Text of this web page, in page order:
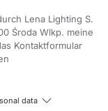
Lena Lighting S.
Środa Wlkp. meine
Kontaktformular
data